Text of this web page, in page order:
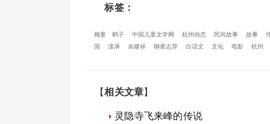
标签：
梅妻 鹤子 中国儿童文学网 杭州动态 民间故事 故事
国
漾濞 余建祥 聊斋志异 白话文 文化 电影 杭州
【相关文章】
灵隐寺飞来峰的传说